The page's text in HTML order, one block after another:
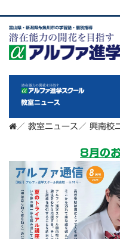
富山県・新潟県糸魚川市の学習塾・個別指導
教室ニュース
／ 教室ニュース ／ 興南校
8月の